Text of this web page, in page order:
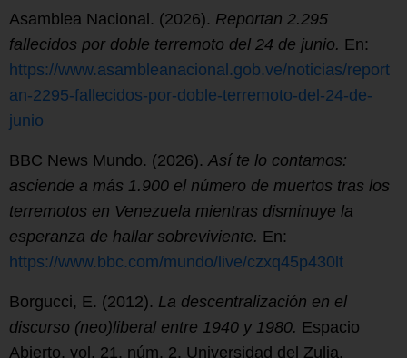
Asamblea Nacional. (2026). Reportan 2.295
fallecidos por doble terremoto del 24 de junio. En:
https://www.asambleanacional.gob.ve/noticias/report
an-2295-fallecidos-por-doble-terremoto-del-24-de-
junio
BBC News Mundo. (2026).Así te lo contamos:
asciende a más 1.900 el número de muertos tras los
terremotos en Venezuela mientras disminuye la
esperanza de hallar sobreviviente. En:
https://www.bbc.com/mundo/live/czxq45p430lt
Borgucci, E. (2012). La descentralización en el
discurso (neo)liberal entre 1940 y 1980. Espacio
Abierto, vol. 21, núm. 2. Universidad del Zulia.